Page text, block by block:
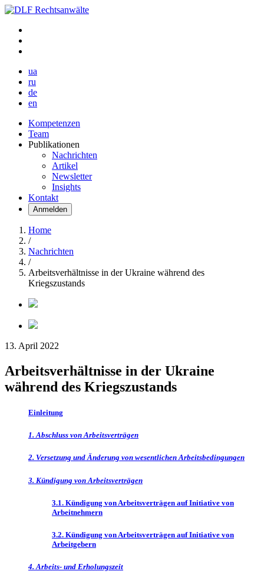
ua
ru
de
en
Kompetenzen
Team
Publikationen
Nachrichten
Artikel
Newsletter
Insights
Kontakt
Anmelden
Home
/
Nachrichten
/
Arbeitsverhältnisse in der Ukraine während des
Kriegszustands
13. April 2022
Arbeitsverhältnisse in der Ukraine
während des Kriegszustands
Einleitung
1. Abschluss von Arbeitsverträgen
2. Versetzung und Änderung von wesentlichen Arbeitsbedingungen
3. Kündigung von Arbeitsverträgen
3.1. Kündigung von Arbeitsverträgen auf Initiative von
Arbeitnehmern
3.2. Kündigung von Arbeitsverträgen auf Initiative von
Arbeitgebern
4. Arbeits- und Erholungszeit